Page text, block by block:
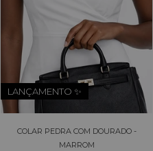
LANÇAMENTO ✨
COLAR PEDRA COM DOURADO -
MARROM